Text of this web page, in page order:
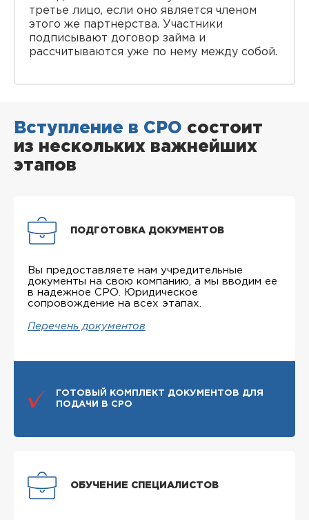
третье лицо, если оно является членом
этого же партнерства. Участники
подписывают договор займа и
рассчитываются уже по нему между собой.
Вступление в СРО состоит
из нескольких важнейших
этапов
ПОДГОТОВКА ДОКУМЕНТОВ
Вы предоставляете нам учредительные
документы на свою компанию, а мы вводим ее
в надежное СРО. Юридическое
сопровождение на всех этапах.
Перечень документов
ГОТОВЫЙ КОМПЛЕКТ ДОКУМЕНТОВ ДЛЯ
ПОДАЧИ В СРО
ОБУЧЕНИЕ СПЕЦИАЛИСТОВ